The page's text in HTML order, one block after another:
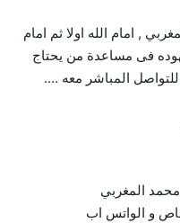
, امام الله اولا ثم امام
فى مساعدة من يحتاج
المباشر معه ….
المغربي
و الواتس اب